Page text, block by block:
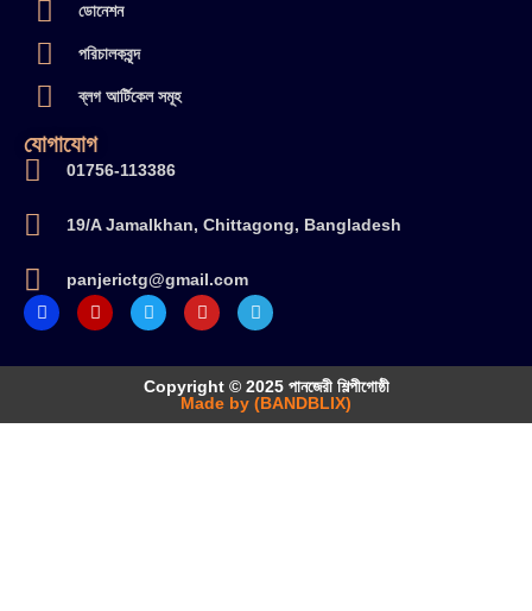
ডোনেশন
পরিচালকবৃন্দ
ব্লগ আর্টিকেল সমূহ
যোগাযোগ
01756-113386
19/A Jamalkhan, Chittagong, Bangladesh
panjerictg@gmail.com
Copyright © 2025 পানজেরী শিল্পীগোষ্ঠী
Made by (BANDBLIX)